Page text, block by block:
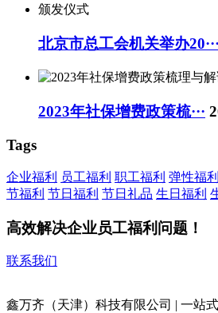
北京市总工会机关举办20···
2023年社保增费政策梳···
Tags
企业福利 员工福利 职工福利 弹性福利
节福利 节日福利 节日礼品 生日福利
高效解决企业员工福利问题！
联系我们
鑫万齐（天津）科技有限公司 | 一站